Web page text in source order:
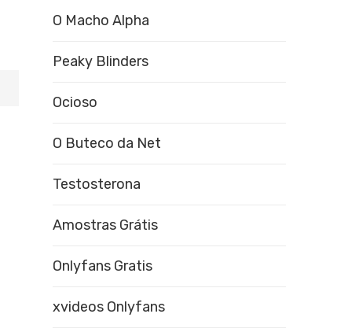
O Macho Alpha
Peaky Blinders
Ocioso
O Buteco da Net
Testosterona
Amostras Grátis
Onlyfans Gratis
xvideos Onlyfans